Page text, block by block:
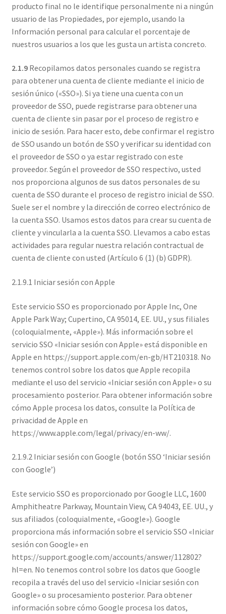
producto final no le identifique personalmente ni a ningún
usuario de las Propiedades, por ejemplo, usando la
Información personal para calcular el porcentaje de
nuestros usuarios a los que les gusta un artista concreto.
2.1.9 Recopilamos datos personales cuando se registra
para obtener una cuenta de cliente mediante el inicio de
sesión único («SSO»). Si ya tiene una cuenta con un
proveedor de SSO, puede registrarse para obtener una
cuenta de cliente sin pasar por el proceso de registro e
inicio de sesión. Para hacer esto, debe confirmar el registro
de SSO usando un botón de SSO y verificar su identidad con
el proveedor de SSO o ya estar registrado con este
proveedor. Según el proveedor de SSO respectivo, usted
nos proporciona algunos de sus datos personales de su
cuenta de SSO durante el proceso de registro inicial de SSO.
Suele ser el nombre y la dirección de correo electrónico de
la cuenta SSO. Usamos estos datos para crear su cuenta de
cliente y vincularla a la cuenta SSO. Llevamos a cabo estas
actividades para regular nuestra relación contractual de
cuenta de cliente con usted (Artículo 6 (1) (b) GDPR).
2.1.9.1 Iniciar sesión con Apple
Este servicio SSO es proporcionado por Apple Inc, One
Apple Park Way; Cupertino, CA 95014, EE. UU., y sus filiales
(coloquialmente, «Apple»). Más información sobre el
servicio SSO «Iniciar sesión con Apple» está disponible en
Apple en https://support.apple.com/en-gb/HT210318. No
tenemos control sobre los datos que Apple recopila
mediante el uso del servicio «Iniciar sesión con Apple» o su
procesamiento posterior. Para obtener información sobre
cómo Apple procesa los datos, consulte la Política de
privacidad de Apple en
https://www.apple.com/legal/privacy/en-ww/.
2.1.9.2 Iniciar sesión con Google (botón SSO ‘Iniciar sesión
con Google’)
Este servicio SSO es proporcionado por Google LLC, 1600
Amphitheatre Parkway, Mountain View, CA 94043, EE. UU., y
sus afiliados (coloquialmente, «Google»). Google
proporciona más información sobre el servicio SSO «Iniciar
sesión con Google» en
https://support.google.com/accounts/answer/112802?
hl=en. No tenemos control sobre los datos que Google
recopila a través del uso del servicio «Iniciar sesión con
Google» o su procesamiento posterior. Para obtener
información sobre cómo Google procesa los datos,